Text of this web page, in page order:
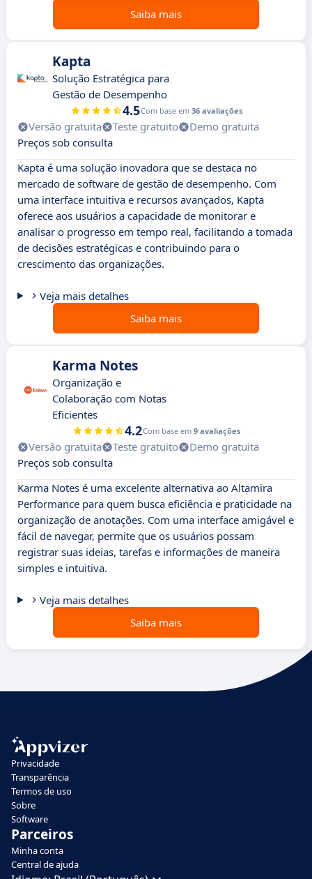
Saiba mais
Kapta
Solução Estratégica para
Gestão de Desempenho
4.5Com base em 36 avaliações
Versão gratuita Teste gratuito
Demo gratuita
Preços sob consulta
Kapta é uma solução inovadora que se destaca no
mercado de software de gestão de desempenho. Com
uma interface intuitiva e recursos avançados, Kapta
oferece aos usuários a capacidade de monitorar e
analisar o progresso em tempo real, facilitando a tomada
de decisões estratégicas e contribuindo para o
crescimento das organizações.
Veja mais detalhes
Saiba mais
Karma Notes
Organização e
Colaboração com Notas
Eficientes
4.2Com base em 9 avaliações
Versão gratuita Teste gratuito
Demo gratuita
Preços sob consulta
Karma Notes é uma excelente alternativa ao Altamira
Performance para quem busca eficiência e praticidade na
organização de anotações. Com uma interface amigável e
fácil de navegar, permite que os usuários possam
registrar suas ideias, tarefas e informações de maneira
simples e intuitiva.
Veja mais detalhes
Saiba mais
Privacidade
Transparência
Termos de uso
Sobre
Software
Parceiros
Minha conta
Central de ajuda